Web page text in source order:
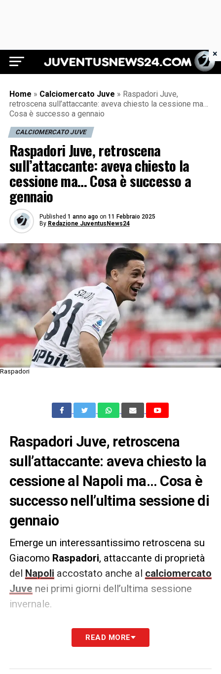
Juventus News 24
Home » Calciomercato Juve » Raspadori Juve,
retroscena sull’attaccante: aveva chiesto la cessione ma…
Cosa è successo a gennaio
CALCIOMERCATO JUVE
Raspadori Juve, retroscena
sull’attaccante: aveva chiesto la
cessione ma… Cosa è successo a
gennaio
Published 1 anno ago on 11 Febbraio 2025
By Redazione JuventusNews24
Raspadori
Raspadori Juve, retroscena
sull’attaccante: aveva chiesto la
cessione al Napoli ma… Cosa è
successo nell’ultima sessione di
gennaio
Emerge un interessantissimo retroscena su
Giacomo Raspadori, attaccante di proprietà
del Napoli accostato anche al calciomercato
Juve nei primi giorni dell’ultima sessione
invernale.
Secondo quanto riportato da
TuttoMercatoWebl’azzurro avrebbe voluto
READ MORE
×